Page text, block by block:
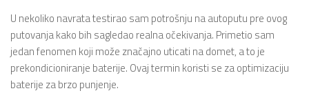
U nekoliko navrata testirao sam potrošnju na autoputu pre ovog
putovanja kako bih sagledao realna očekivanja. Primetio sam
jedan fenomen koji može značajno uticati na domet, a to je
prekondicioniranje baterije. Ovaj termin koristi se za optimizaciju
baterije za brzo punjenje.